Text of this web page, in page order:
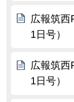
広報筑西
1日号）
広報筑西
1日号）